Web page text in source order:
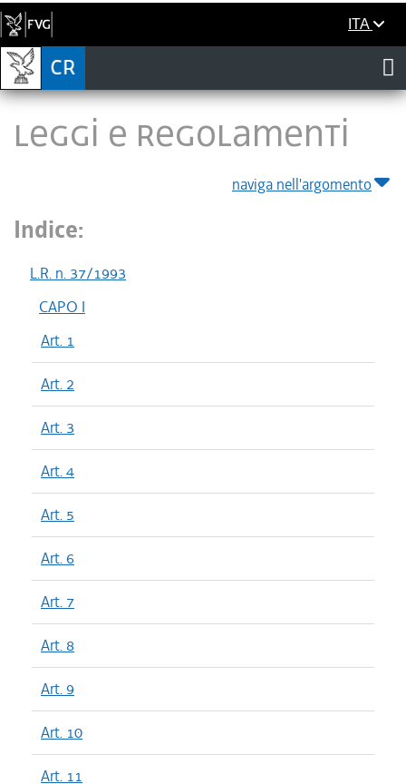
ITA
LEGGI E REGOLAMENTI
naviga nell'argomento
Indice:
L.R. n. 37/1993
CAPO I
Art. 1
Art. 2
Art. 3
Art. 4
Art. 5
Art. 6
Art. 7
Art. 8
Art. 9
Art. 10
Art. 11